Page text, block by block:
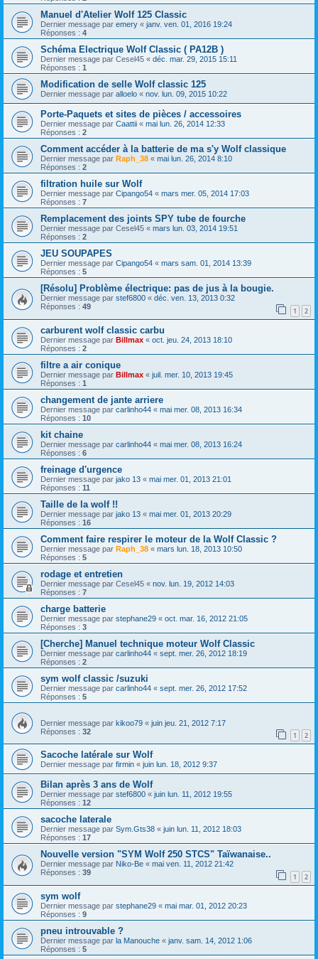
Manuel d'Atelier Wolf 125 Classic
Dernier message par emery « janv. ven. 01, 2016 19:24
Réponses : 4
Schéma Electrique Wolf Classic ( PA12B )
Dernier message par Cesel45 « déc. mar. 29, 2015 15:11
Réponses : 1
Modification de selle Wolf classic 125
Dernier message par alloelo « nov. lun. 09, 2015 10:22
Porte-Paquets et sites de pièces / accessoires
Dernier message par Caattii « mai lun. 26, 2014 12:33
Réponses : 2
Comment accéder à la batterie de ma s'y Wolf classique
Dernier message par Raph_38 « mai lun. 26, 2014 8:10
Réponses : 2
filtration huile sur Wolf
Dernier message par Cipango54 « mars mer. 05, 2014 17:03
Réponses : 7
Remplacement des joints SPY tube de fourche
Dernier message par Cesel45 « mars lun. 03, 2014 19:51
Réponses : 2
JEU SOUPAPES
Dernier message par Cipango54 « mars sam. 01, 2014 13:39
Réponses : 5
[Résolu] Problème électrique: pas de jus à la bougie.
Dernier message par stef6800 « déc. ven. 13, 2013 0:32
Réponses : 49 1 2
carburent wolf classic carbu
Dernier message par Billmax « oct. jeu. 24, 2013 18:10
Réponses : 2
filtre a air conique
Dernier message par Billmax « juil. mer. 10, 2013 19:45
Réponses : 1
changement de jante arriere
Dernier message par carlinho44 « mai mer. 08, 2013 16:34
Réponses : 10
kit chaine
Dernier message par carlinho44 « mai mer. 08, 2013 16:24
Réponses : 6
freinage d'urgence
Dernier message par jako 13 « mai mer. 01, 2013 21:01
Réponses : 11
Taille de la wolf !!
Dernier message par jako 13 « mai mer. 01, 2013 20:29
Réponses : 16
Comment faire respirer le moteur de la Wolf Classic ?
Dernier message par Raph_38 « mars lun. 18, 2013 10:50
Réponses : 5
rodage et entretien
Dernier message par Cesel45 « nov. lun. 19, 2012 14:03
Réponses : 7
charge batterie
Dernier message par stephane29 « oct. mar. 16, 2012 21:05
Réponses : 3
[Cherche] Manuel technique moteur Wolf Classic
Dernier message par carlinho44 « sept. mer. 26, 2012 18:19
Réponses : 2
sym wolf classic /suzuki
Dernier message par carlinho44 « sept. mer. 26, 2012 17:52
Réponses : 5
Dernier message par kikoo79 « juin jeu. 21, 2012 7:17
Réponses : 32 1 2
Sacoche latérale sur Wolf
Dernier message par firmin « juin lun. 18, 2012 9:37
Bilan après 3 ans de Wolf
Dernier message par stef6800 « juin lun. 11, 2012 19:55
Réponses : 12
sacoche laterale
Dernier message par Sym.Gts38 « juin lun. 11, 2012 18:03
Réponses : 17
Nouvelle version "SYM Wolf 250 STCS" Taïwanaise..
Dernier message par Niko-Be « mai ven. 11, 2012 21:42
Réponses : 39 1 2
sym wolf
Dernier message par stephane29 « mai mar. 01, 2012 20:23
Réponses : 9
pneu introuvable ?
Dernier message par la Manouche « janv. sam. 14, 2012 1:06
Réponses : 5